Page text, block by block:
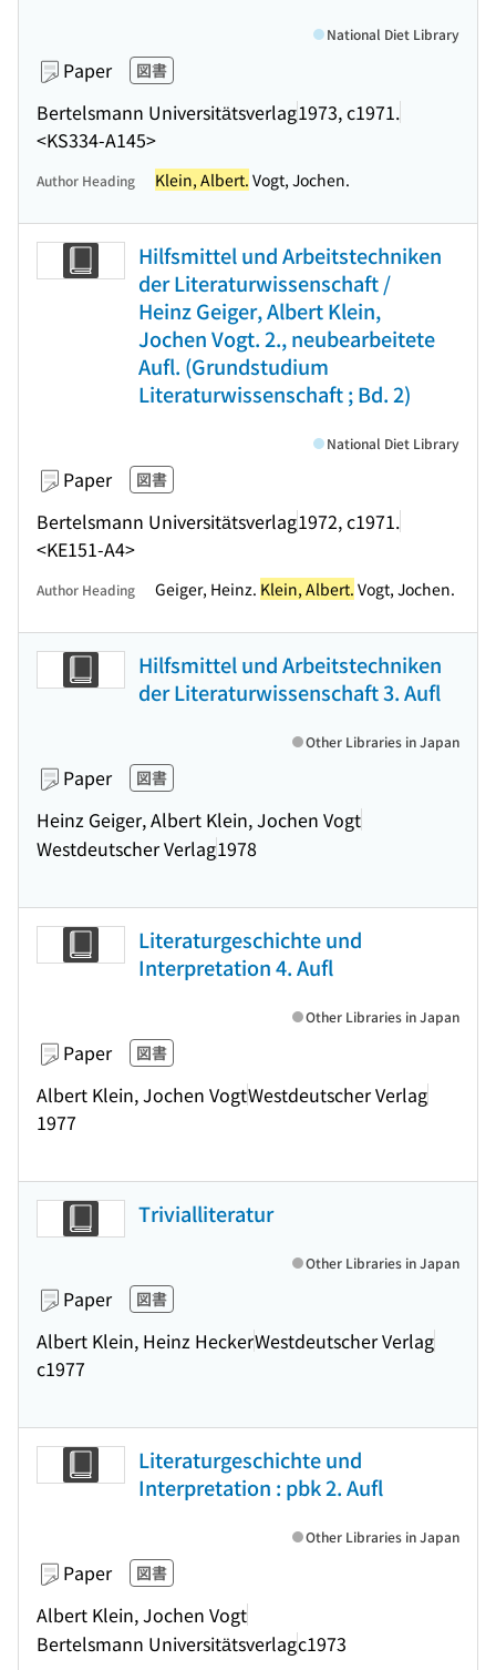
Paper 図書
Bertelsmann Universitätsverlag1973, c1971.
<KS334-A145>
National Diet Library
Author Heading Klein, Albert. Vogt, Jochen.
Hilfsmittel und Arbeitstechniken
der Literaturwissenschaft /
Heinz Geiger, Albert Klein,
Jochen Vogt. 2., neubearbeitete
Aufl. (Grundstudium
Literaturwissenschaft ; Bd. 2)
Paper 図書
Bertelsmann Universitätsverlag1972, c1971.
<KE151-A4>
National Diet Library
Author Heading Geiger, Heinz. Klein, Albert. Vogt, Jochen.
Hilfsmittel und Arbeitstechniken
der Literaturwissenschaft 3. Aufl
Paper 図書
Heinz Geiger, Albert Klein, Jochen Vogt
Westdeutscher Verlag1978
Other Libraries in Japan
Literaturgeschichte und
Interpretation 4. Aufl
Paper 図書
Albert Klein, Jochen VogtWestdeutscher Verlag
1977
Other Libraries in Japan
Trivialliteratur
Paper 図書
Albert Klein, Heinz HeckerWestdeutscher Verlag
c1977
Other Libraries in Japan
Literaturgeschichte und
Interpretation : pbk 2. Aufl
Paper 図書
Albert Klein, Jochen Vogt
Bertelsmann Universitätsverlagc1973
Other Libraries in Japan